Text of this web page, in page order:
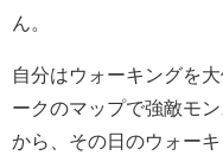
ん。
自分はウォーキングを
ークのマップで強敵モ
から、その日のウォー